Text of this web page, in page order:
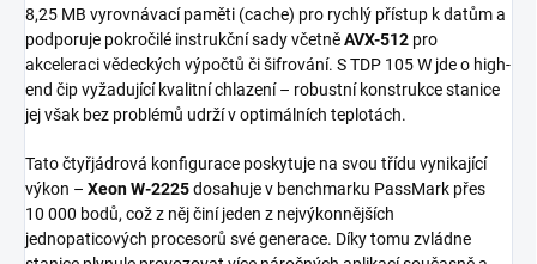
8,25 MB vyrovnávací paměti (cache) pro rychlý přístup k datům a
podporuje pokročilé instrukční sady včetněAVX-512 pro
akceleraci vědeckých výpočtů či šifrování. S TDP 105 W jde o high-
end čip vyžadující kvalitní chlazení – robustní konstrukce stanice
jej však bez problémů udrží v optimálních teplotách.
Tato čtyřjádrová konfigurace poskytuje na svou třídu vynikající
výkon – Xeon W-2225dosahuje v benchmarku PassMark přes
10 000 bodů, což z něj činí jeden z nejvýkonnějších
jednopaticových procesorů své generace. Díky tomu zvládne